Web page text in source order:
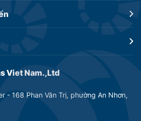
Viet Nam.,Ltd
- 168 Phan Văn Trị, phường An Nhơn,